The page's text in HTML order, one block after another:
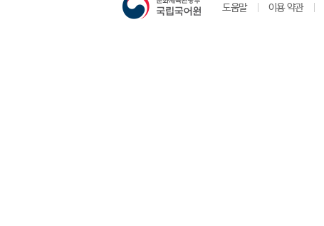
도움말 이용 약관